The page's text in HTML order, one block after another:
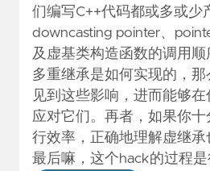
们编写C++代码都或多或少
downcasting pointer、
及虚基类构造函数的调用顺
多重继承是如何实现的，
见到这些影响，进而能够
应对它们。再者，如果你
行效率，正确地理解虚继承
最后嘛，这个hack的过程